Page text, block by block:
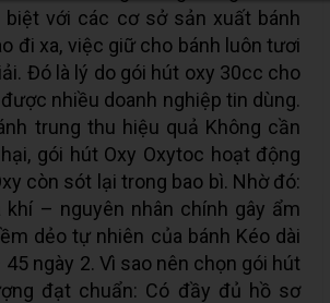
với các cơ sở sản xuất bánh
đi xa, việc giữ cho bánh luôn tươi
Đó là lý do gói hút oxy 30cc cho
nhiều doanh nghiệp tin dùng.
trung thu hiệu quả Không cần
gói hút Oxy Oxytoc hoạt động
còn sót lại trong bao bì. Nhờ đó:
– nguyên nhân chính gây ẩm
dẻo tự nhiên của bánh Kéo dài
ngày 2. Vì sao nên chọn gói hút
đạt chuẩn: Có đầy đủ hồ sơ